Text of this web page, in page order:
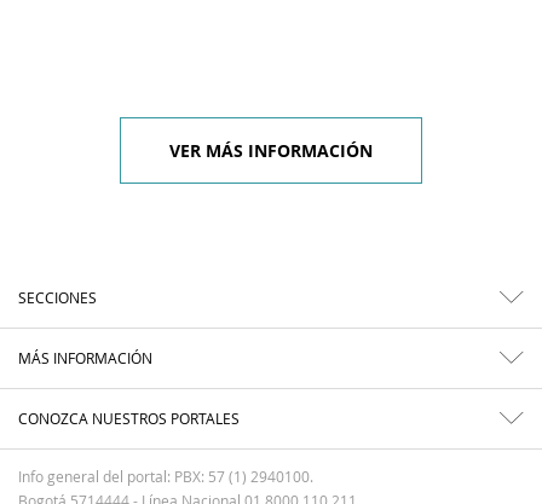
VER MÁS INFORMACIÓN
SECCIONES
MÁS INFORMACIÓN
CONOZCA NUESTROS PORTALES
Info general del portal: PBX: 57 (1) 2940100.